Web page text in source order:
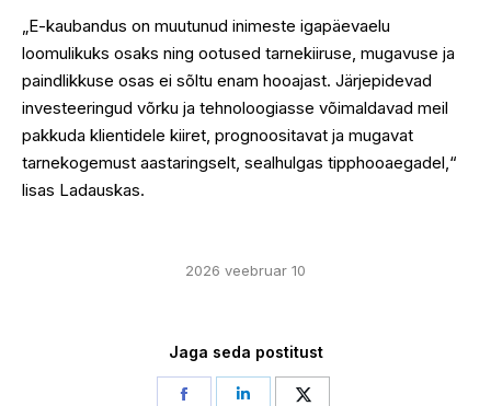
„E-kaubandus on muutunud inimeste igapäevaelu
loomulikuks osaks ning ootused tarnekiiruse, mugavuse ja
paindlikkuse osas ei sõltu enam hooajast. Järjepidevad
investeeringud võrku ja tehnoloogiasse võimaldavad meil
pakkuda klientidele kiiret, prognoositavat ja mugavat
tarnekogemust aastaringselt, sealhulgas tipphooaegadel,“
lisas Ladauskas.
2026 veebruar 10
Jaga seda postitust
Share
Share